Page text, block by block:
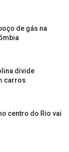
de gás na
divide
carros
centro do Rio vai